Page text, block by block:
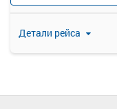
Детали рейса